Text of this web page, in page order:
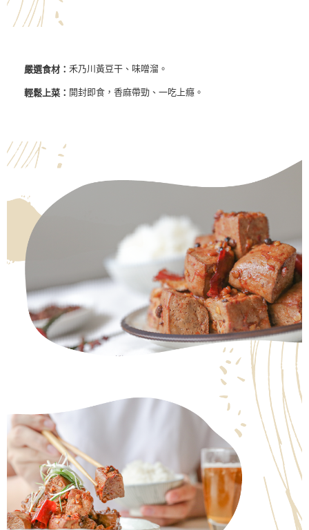
嚴選食材： 禾乃川黃豆干、味噌溜。
輕鬆上菜： 開封即食，香麻帶勁、一吃上癮。